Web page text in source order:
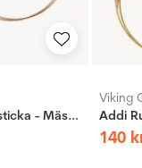
Addi Rundsticka - Mässing
Viking
140